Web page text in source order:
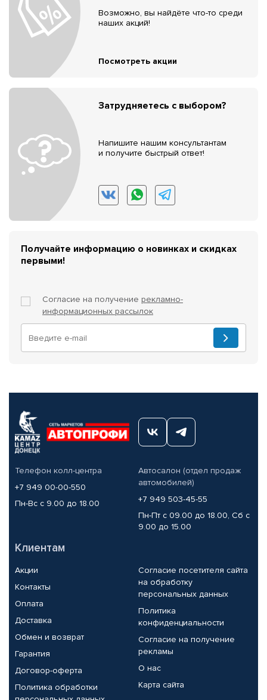
Возможно, вы найдёте что-то среди
наших акций!
Посмотреть акции
Затрудняетесь с выбором?
Напишите нашим консультантам
и получите быстрый ответ!
Получайте информацию о новинках и скидках
первыми!
Согласие на получение рекламно-
информационных рассылок
Телефон колл-центра
+7 949 00-00-550
Пн-Вс с 9.00 до 18.00
Автосалон (отдел продаж
автомобилей)
+7 949 503-45-55
Пн-Пт с 09.00 до 18.00, Сб с
9.00 до 15.00
Клиентам
Акции
Контакты
Оплата
Доставка
Обмен и возврат
Гарантия
Договор-оферта
Политика обработки
Согласие посетителя сайта
на обработку
персональных данных
Политика
конфиденциальности
Согласие на получение
рекламы
О нас
Карта сайта